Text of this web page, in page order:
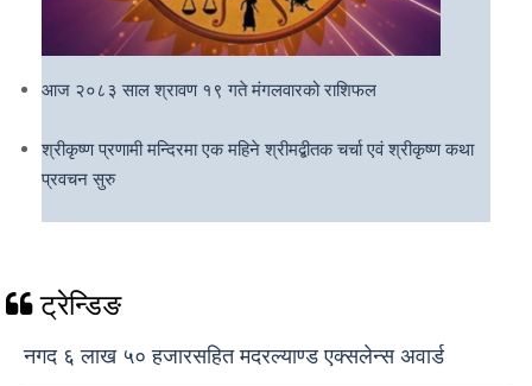
आज २०८३ साल श्रावण १९ गते मंगलवारको राशिफल
श्रीकृष्ण प्रणामी मन्दिरमा एक महिने श्रीमद्बीतक चर्चा एवं श्रीकृष्ण कथा
प्रवचन सुरु
ट्रेन्डिङ
नगद ६ लाख ५० हजारसहित मदरल्याण्ड एक्सलेन्स अवार्ड